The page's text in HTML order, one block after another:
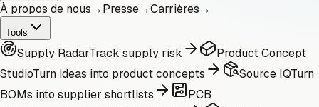
À propos de nous→Presse→Carrières→
Tools
Supply RadarTrack supply risk
Product Concept
StudioTurn ideas into product concepts Source IQTurn
BOMs into supplier shortlists
PCB